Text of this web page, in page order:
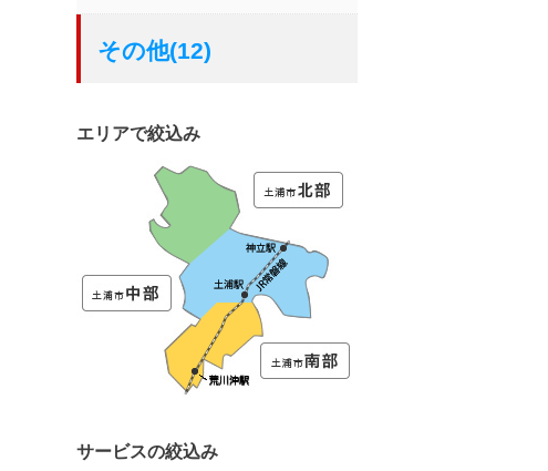
その他(12)
エリアで絞込み
サービスの絞込み